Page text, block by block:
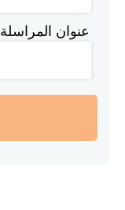
عنوان المراسلة